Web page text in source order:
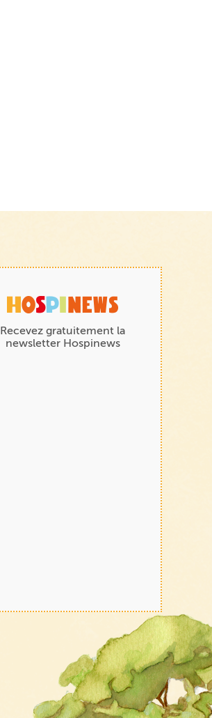
Recevez gratuitement la
newsletter Hospinews